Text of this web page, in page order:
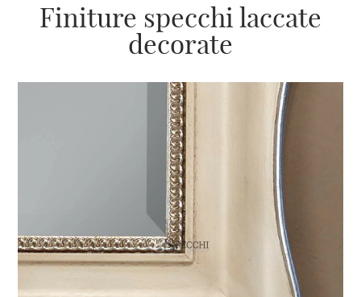
Finiture specchi laccate
decorate